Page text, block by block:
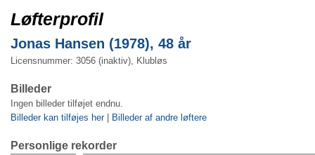
Løfterprofil
Jonas Hansen (1978), 48 år
Licensnummer: 3056 (inaktiv), Klubløs
Billeder
Ingen billeder tilføjet endnu.
Billeder kan tilføjes her| Billeder af andre løftere
Personlige rekorder